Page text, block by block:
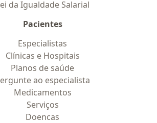
da Igualdade Salarial
Pacientes
Especialistas
Clínicas e Hospitais
Planos de saúde
ao especialista
Medicamentos
Serviços
Doencas